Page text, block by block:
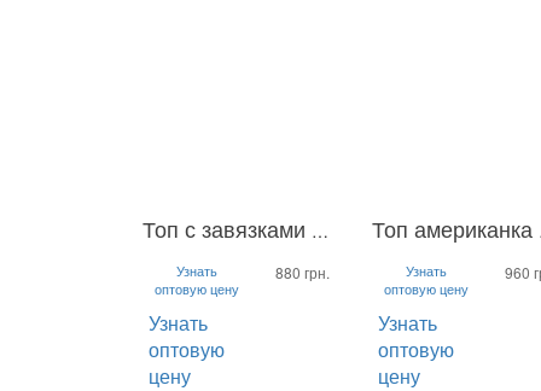
L-XL S-M Топ с завязками Kim
Узнать
оптовую цену
Узнать
оптовую
цену
880 грн.
L-XL S-M
Узнать
оптовую цену
Узнать
оптовую
цену
960